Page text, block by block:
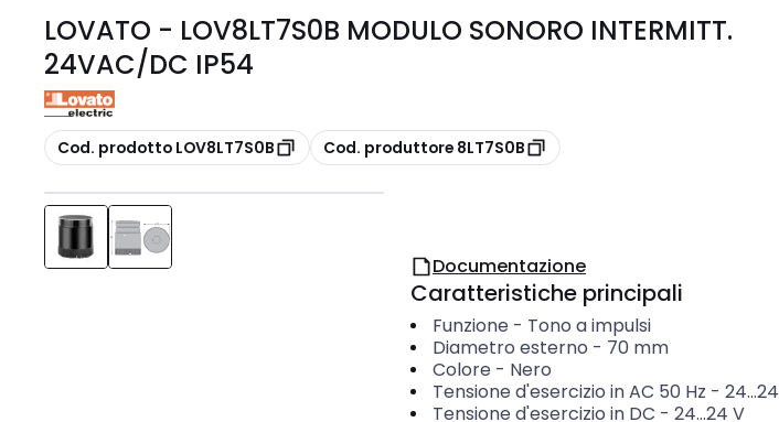
LOVATO - LOV8LT7S0B MODULO SONORO INTERMITT.
24VAC/DC IP54
copia
Cod. prodotto LOV8LT7S0B copia
Cod. produttore 8LT7S0B
Documentazione
Caratteristiche principali
Funzione - Tono a impulsi
Diametro esterno - 70 mm
Colore - Nero
Tensione d'esercizio in AC 50 Hz - 24...24
Tensione d'esercizio in DC - 24...24 V